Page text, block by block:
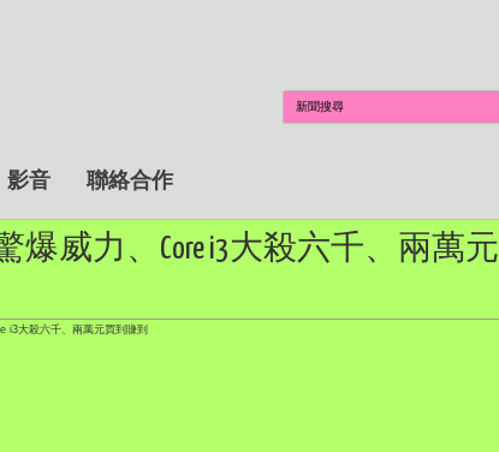
影音 聯絡合作
爆威力、Core i3大殺六千、兩萬元
i3大殺六千、兩萬元買到賺到